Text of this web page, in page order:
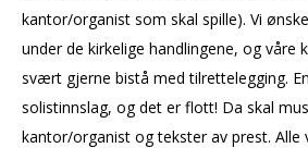
kantor/organist som skal spille). Vi
under de kirkelige handlingene, og våre
svært gjerne bistå med tilrettelegging.
solistinnslag, og det er flott! Da skal
kantor/organist og tekster av prest. Alle